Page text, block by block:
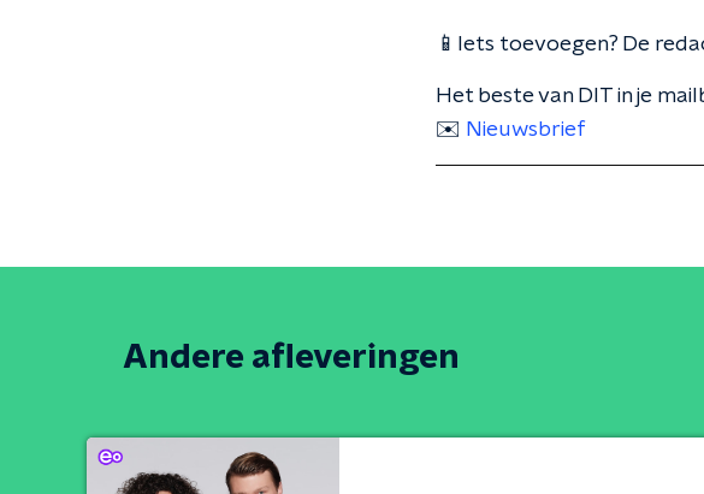
📱Iets toevoegen? De
Het beste van DIT in je
✉️ Nieuwsbrief
Andere afleveringen